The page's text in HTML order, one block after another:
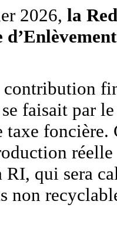
2026, la
contribution
faisait par
taxe
RI, qui sera
non